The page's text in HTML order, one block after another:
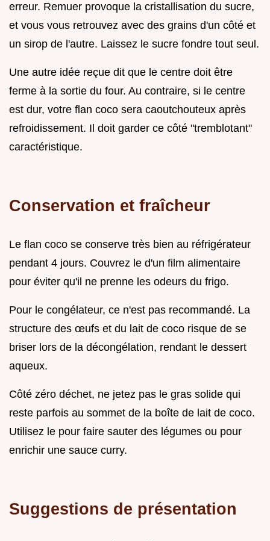
erreur. Remuer provoque la cristallisation du sucre,
et vous vous retrouvez avec des grains d'un côté et
un sirop de l'autre. Laissez le sucre fondre tout seul.
Une autre idée reçue dit que le centre doit être
ferme à la sortie du four. Au contraire, si le centre
est dur, votre flan coco sera caoutchouteux après
refroidissement. Il doit garder ce côté "tremblotant"
caractéristique.
Conservation et fraîcheur
Le flan coco se conserve très bien au réfrigérateur
pendant 4 jours. Couvrez le d'un film alimentaire
pour éviter qu'il ne prenne les odeurs du frigo.
Pour le congélateur, ce n'est pas recommandé. La
structure des œufs et du lait de coco risque de se
briser lors de la décongélation, rendant le dessert
aqueux.
Côté zéro déchet, ne jetez pas le gras solide qui
reste parfois au sommet de la boîte de lait de coco.
Utilisez le pour faire sauter des légumes ou pour
enrichir une sauce curry.
Suggestions de présentation